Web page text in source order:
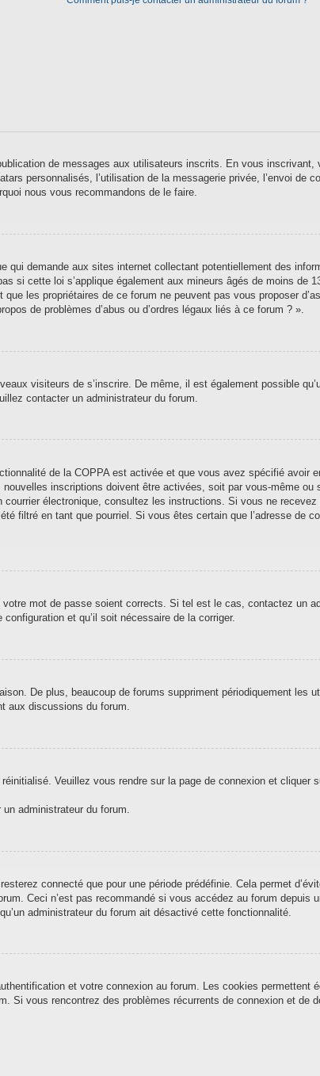
de messages aux utilisateurs inscrits. En vous
personnalisés, l’utilisation de la messagerie privée, l’envoi de
nous vous recommandons de le faire.
qui demande aux sites internet collectant potentiellement des
si cette loi s’applique également aux mineurs âgés de moins de
les propriétaires de ce forum ne peuvent pas vous proposer
de problèmes d’abus ou d’ordres légaux liés à ce forum ? ».
visiteurs de s’inscrire. De même, il est également possible
contacter un administrateur du forum.
de la COPPA est activée et que vous avez spécifié avoir
inscriptions doivent être activées, soit par vous-même
électronique, consultez les instructions. Si vous ne
filtré en tant que pourriel. Si vous êtes certain que l’adresse de
mot de passe soient corrects. Si tel est le cas, contactez un
et qu’il soit nécessaire de la corriger.
De plus, beaucoup de forums suppriment périodiquement les
aux discussions du forum.
Veuillez vous rendre sur la page de connexion et cliquer
administrateur du forum.
connecté que pour une période prédéfinie. Cela permet
Ceci n’est pas recommandé si vous accédez au forum depuis
administrateur du forum ait désactivé cette fonctionnalité.
et votre connexion au forum. Les cookies permettent
vous rencontrez des problèmes récurrents de connexion et de